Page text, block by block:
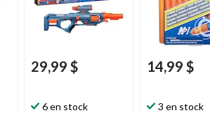
29,99 $
6 en stock
14,99 $
3 en stock